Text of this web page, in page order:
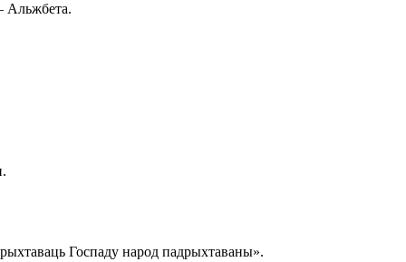
Альжбета.
Госпаду народ падрыхтаваны».